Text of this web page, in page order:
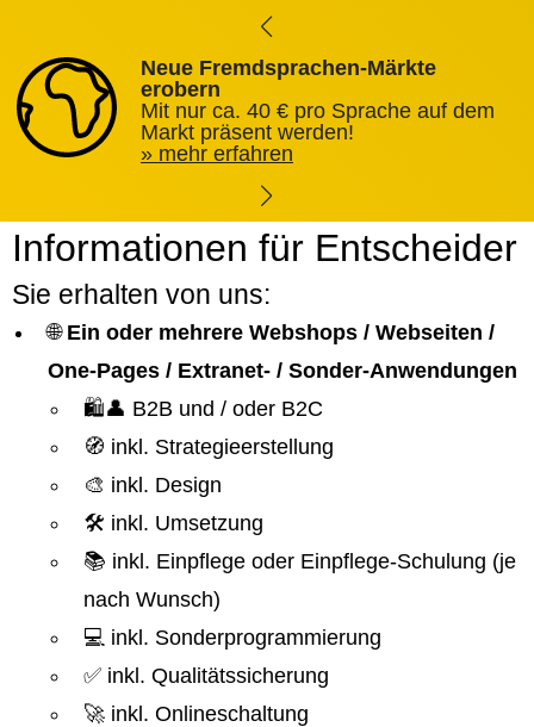
Neue Fremdsprachen-Märkte
erobern
Mit nur ca. 40 € pro Sprache auf dem
Markt präsent werden!
mehr erfahren
Informationen für Entscheider
Sie erhalten von uns:
🌐 Ein oder mehrere Webshops / Webseiten /
One-Pages / Extranet- / Sonder-Anwendungen
🛍️👤 B2B und / oder B2C
🧭 inkl. Strategieerstellung
🎨 inkl. Design
🛠️ inkl. Umsetzung
📚 inkl. Einpflege oder Einpflege-Schulung (je
nach Wunsch)
💻 inkl. Sonderprogrammierung
✅ inkl. Qualitätssicherung
🚀 inkl. Onlineschaltung